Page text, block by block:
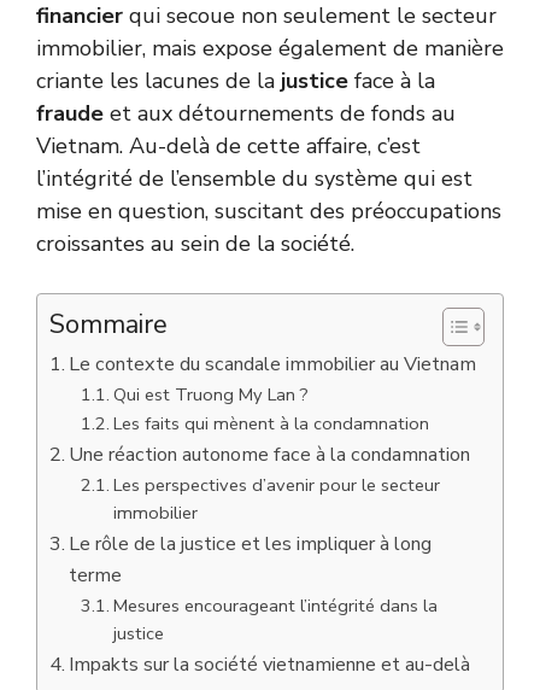
financier qui secoue non seulement le secteur
immobilier, mais expose également de manière
criante les lacunes de la justice face à la
fraude et aux détournements de fonds au
Vietnam. Au-delà de cette affaire, c’est
l’intégrité de l’ensemble du système qui est
mise en question, suscitant des préoccupations
croissantes au sein de la société.
Sommaire
Le contexte du scandale immobilier au Vietnam
Qui est Truong My Lan ?
Les faits qui mènent à la condamnation
Une réaction autonome face à la condamnation
Les perspectives d’avenir pour le secteur
immobilier
Le rôle de la justice et les impliquer à long
terme
Mesures encourageant l’intégrité dans la
justice
Impakts sur la société vietnamienne et au-delà